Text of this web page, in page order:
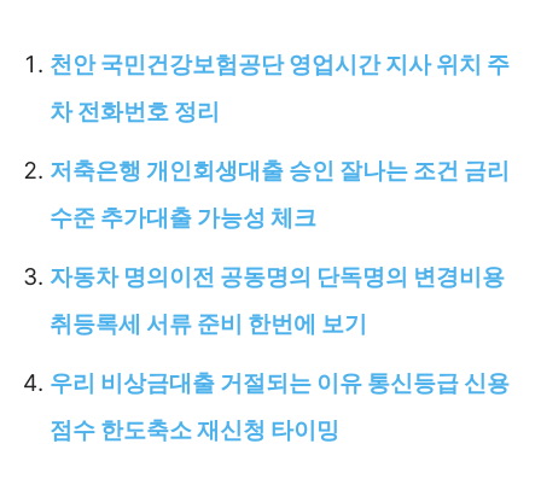
천안 국민건강보험공단 영업시간 지사 위치 주
차 전화번호 정리
저축은행 개인회생대출 승인 잘나는 조건 금리
수준 추가대출 가능성 체크
자동차 명의이전 공동명의 단독명의 변경비용
취등록세 서류 준비 한번에 보기
우리 비상금대출 거절되는 이유 통신등급 신용
점수 한도축소 재신청 타이밍